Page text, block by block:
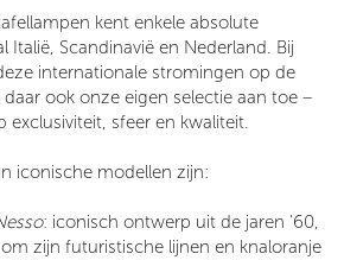
kent enkele absolute
Italië, Scandinavië en Nederland. Bij
internationale stromingen op de
ook onze eigen selectie aan toe –
exclusiviteit, sfeer en kwaliteit.
iconische modellen zijn:
: iconisch ontwerp uit de jaren ’60,
zijn futuristische lijnen en knaloranje